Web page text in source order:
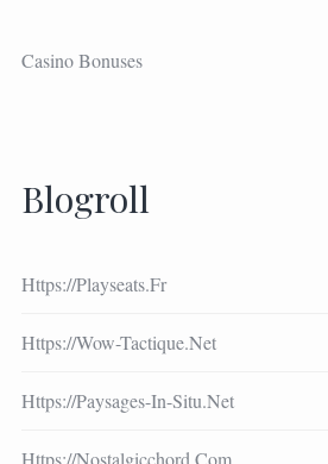
Casino Bonuses
Blogroll
Https://playseats.fr
Https://wow-Tactique.net
Https://paysages-In-Situ.net
Https://nostalgicchord.com